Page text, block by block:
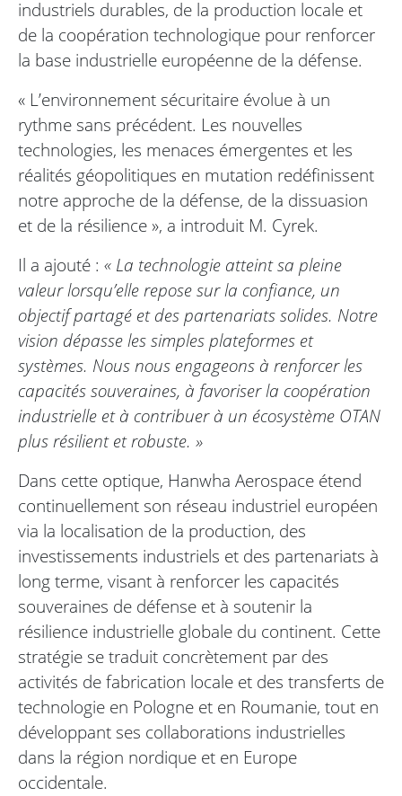
industriels durables, de la production locale et
de la coopération technologique pour renforcer
la base industrielle européenne de la défense.
« L’environnement sécuritaire évolue à un
rythme sans précédent. Les nouvelles
technologies, les menaces émergentes et les
réalités géopolitiques en mutation redéfinissent
notre approche de la défense, de la dissuasion
et de la résilience », a introduit M. Cyrek.
Il a ajouté : « La technologie atteint sa pleine
valeur lorsqu’elle repose sur la confiance, un
objectif partagé et des partenariats solides. Notre
vision dépasse les simples plateformes et
systèmes. Nous nous engageons à renforcer les
capacités souveraines, à favoriser la coopération
industrielle et à contribuer à un écosystème OTAN
plus résilient et robuste. »
Dans cette optique, Hanwha Aerospace étend
continuellement son réseau industriel européen
via la localisation de la production, des
investissements industriels et des partenariats à
long terme, visant à renforcer les capacités
souveraines de défense et à soutenir la
résilience industrielle globale du continent. Cette
stratégie se traduit concrètement par des
activités de fabrication locale et des transferts de
technologie en Pologne et en Roumanie, tout en
développant ses collaborations industrielles
dans la région nordique et en Europe
occidentale.